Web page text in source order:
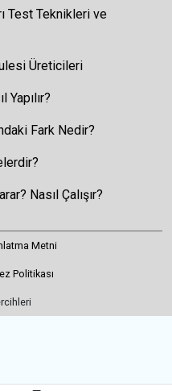
Test Teknikleri ve
Üreticileri
Fark Nedir?
Nasıl Çalışır?
Metni
Politikası